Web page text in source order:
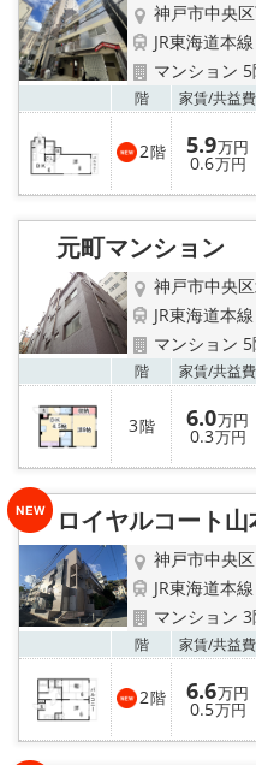
神戸市中央
JR東海道本
マンション
階 家賃/共益費
2階 5.9万円
0.6万円
元町マンション
神戸市中央
JR東海道本
マンション
階 家賃/共益費
3階 6.0万円
0.3万円
ロイヤルコート山
神戸市中央
JR東海道本
マンション
階 家賃/共益費
2階 6.6万円
0.5万円